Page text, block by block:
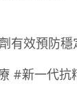
有效預防
新一代